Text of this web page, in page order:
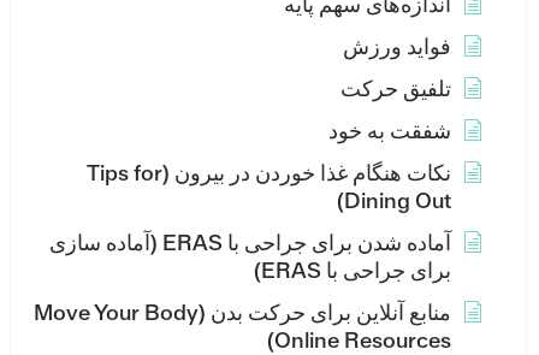
فواید ورزش
تلفیق حرکت
شفقت به خود
نکات هنگام غذا خوردن در بیرون (Tips for
Dining Out)
آماده شدن برای جراحی با ERAS (آماده سازی
برای جراحی با ERAS)
منابع آنلاین برای حرکت بدن (Move Your Body
Online Resources)